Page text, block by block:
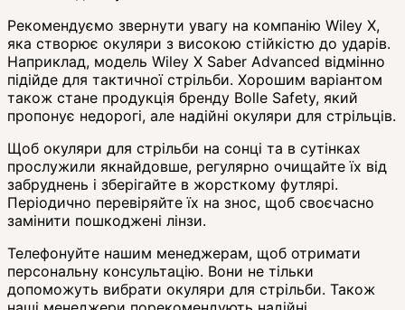
Рекомендуємо звернути увагу на компанію Wiley X,
яка створює окуляри з високою стійкістю до ударів.
Наприклад, модель Wiley X Saber Advanced відмінно
підійде для тактичної стрільби. Хорошим варіантом
також стане продукція бренду Bolle Safety, який
пропонує недорогі, але надійні окуляри для стрільців.
Щоб окуляри для стрільби на сонці та в сутінках
прослужили якнайдовше, регулярно очищайте їх від
забруднень і зберігайте в жорсткому футлярі.
Періодично перевіряйте їх на знос, щоб своєчасно
замінити пошкоджені лінзи.
Телефонуйте нашим менеджерам, щоб отримати
персональну консультацію. Вони не тільки
допоможуть вибрати окуляри для стрільби. Також